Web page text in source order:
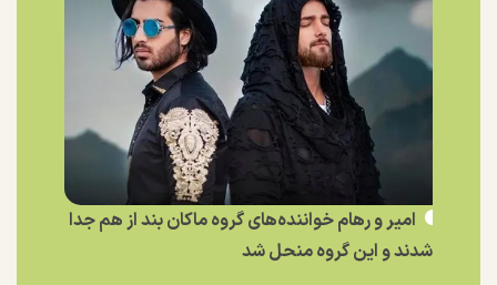
امیر و رهام خواننده‌های گروه ماکان بند از هم جدا
شدند و این گروه منحل شد